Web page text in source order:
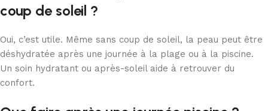
coup de soleil ?
Oui, c’est utile. Même sans coup de soleil, la peau peut être
déshydratée après une journée à la plage ou à la piscine.
Un soin hydratant ou après-soleil aide à retrouver du
confort.